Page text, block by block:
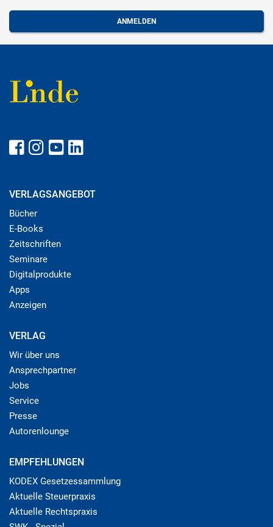
VERLAGSANGEBOT
Bücher
E-Books
Zeitschriften
Seminare
Digitalprodukte
Apps
Anzeigen
VERLAG
Wir über uns
Ansprechpartner
Jobs
Service
Presse
Autorenlounge
EMPFEHLUNGEN
KODEX Gesetzessammlung
Aktuelle Steuerpraxis
Aktuelle Rechtspraxis